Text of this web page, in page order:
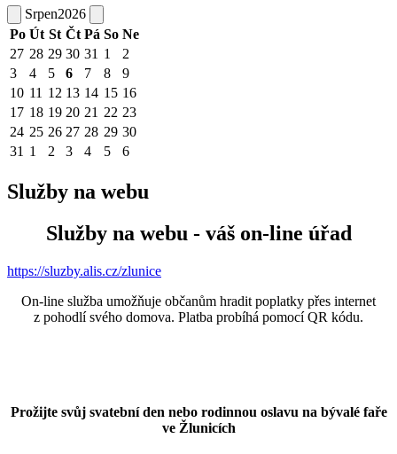
Srpen2026
Po Út St Čt Pá So Ne
27 28 29 30 31 1
2
3
4 5 6 7 8
9
10 11 12 13 14 15 16
17 18 19 20 21 22 23
24 25 26 27 28 29 30
31 1 2 3 4 5 6
Služby na webu
Služby na webu - váš on-line úřad
https://sluzby.alis.cz/zlunice
On-line služba umožňuje občanům hradit poplatky přes internet
z pohodlí svého domova. Platba probíhá pomocí QR kódu.
Prožijte svůj svatební den nebo rodinnou oslavu na bývalé faře
ve Žlunicích